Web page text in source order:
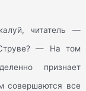
читатель —
— На том
признает
совершаются все